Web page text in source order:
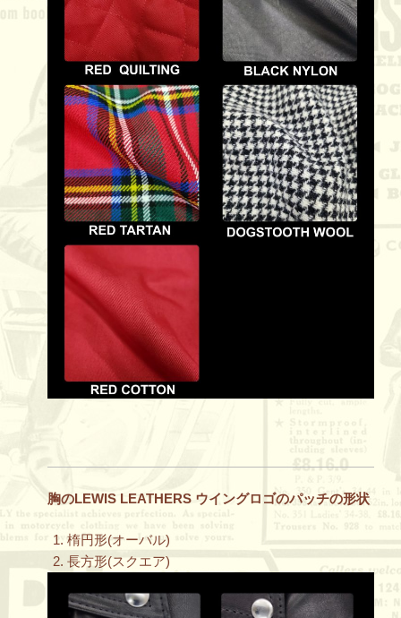
胸のLEWIS LEATHERS ウイングロゴのパッチの形状
楕円形(オーバル)
長方形(スクエア)